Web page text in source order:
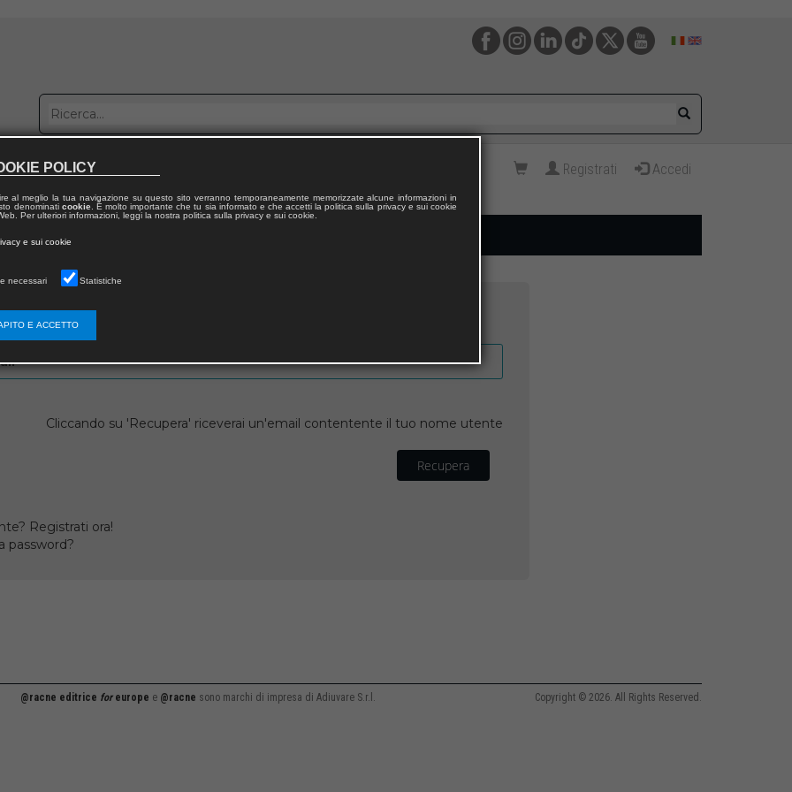
con noi Registrati Accedi
email che hai fornito in fase di registrazione
Cliccando su 'Recupera' riceverai un'email contentente il tuo nome utente
Recupera
Registrati ora!
password?
@racne editrice foreurope e @racne sono marchi di impresa di Adiuvare S.r.l. Copyright © 2026. All Rights Reserved.
POLICY
al meglio la tua navigazione su questo sito verranno temporaneamente memorizzate alcune informazioni in
denominati cookie. È molto importante che tu sia informato e che accetti la politica sulla privacy e sui cookie
Per ulteriori informazioni, leggi la nostra politica sulla privacy e sui cookie.
e sui cookie
necessari Statistiche
E ACCETTO